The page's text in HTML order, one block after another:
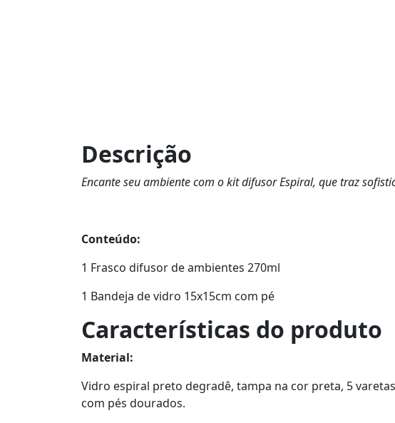
Descrição
Encante seu ambiente com o kit difusor Espiral, que traz
Conteúdo:
1 Frasco difusor de ambientes 270ml
1 Bandeja de vidro 15x15cm com pé
Características do produto
Material:
Vidro espiral preto degradê, tampa na cor preta, 5
com pés dourados.